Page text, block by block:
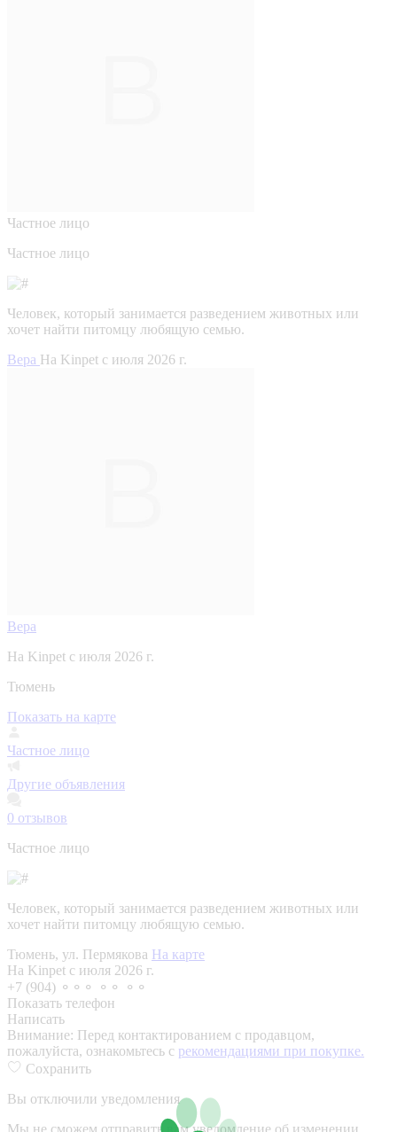
Частное лицо
Частное лицо
Человек, который занимается разведением животных или
хочет найти питомцу любящую семью.
Вера На Kinpet c июля 2026 г.
Вера
На Kinpet c июля 2026 г.
Тюмень
Показать на карте
Частное лицо
Другие объявления
0 отзывов
Частное лицо
Человек, который занимается разведением животных или
хочет найти питомцу любящую семью.
Тюмень, ул. Пермякова На карте
На Kinpet c июля 2026 г.
+7 (904) ⚬⚬⚬ ⚬⚬ ⚬⚬
Показать телефон
Написать
Внимание: Перед контактированием с продавцом,
пожалуйста, ознакомьтесь с рекомендациями при покупке.
Сохранить
Вы отключили уведомления
Мы не сможем отправить вам уведомление об изменении